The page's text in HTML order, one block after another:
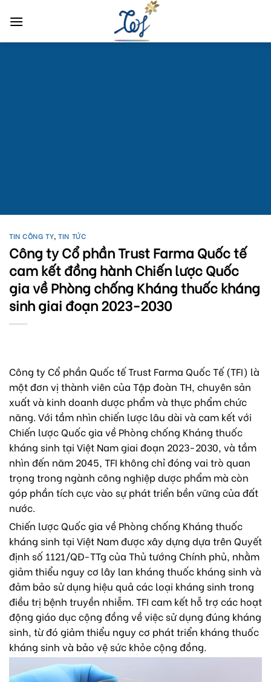
TIN CÔNG TY,TIN TỨC
Công ty Cổ phần Trust Farma Quốc tế
cam kết đồng hành Chiến lược Quốc
gia về Phòng chống Kháng thuốc kháng
sinh giai đoạn 2023-2030
Công ty Cổ phần Quốc tế Trust Farma Quốc Tế (TFI) là
một đơn vị thành viên của Tập đoàn TH, chuyên sản
xuất và kinh doanh dược phẩm và thực phẩm chức
năng. Với tầm nhìn chiến lược lâu dài và cam kết với
Chiến lược Quốc gia về Phòng chống Kháng thuốc
kháng sinh tại Việt Nam giai đoạn 2023-2030, và tầm
nhìn đến năm 2045, TFI không chỉ đóng vai trò quan
trọng trong ngành công nghiệp dược phẩm mà còn
góp phần tích cực vào sự phát triển bền vững của đất
nước.
Chiến lược Quốc gia về Phòng chống Kháng thuốc
kháng sinh tại Việt Nam được xây dựng dựa trên Quyết
định số 1121/QĐ-TTg của Thủ tướng Chính phủ, nhằm
giảm thiểu nguy cơ lây lan kháng thuốc kháng sinh và
đảm bảo sử dụng hiệu quả các loại kháng sinh trong
điều trị bệnh truyền nhiễm. TFI cam kết hỗ trợ các hoạt
động giáo dục cộng đồng về việc sử dụng đúng kháng
sinh, từ đó giảm thiểu nguy cơ phát triển kháng thuốc
kháng sinh và bảo vệ sức khỏe cộng đồng.